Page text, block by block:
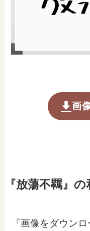
画
『放蕩不羈』
『画像をダウン